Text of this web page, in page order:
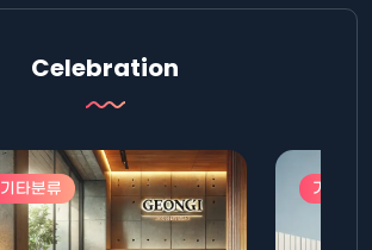
Celebration
기타분류 기타분